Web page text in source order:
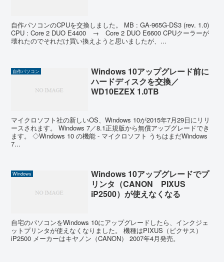
自作パソコンのCPUを交換しました。 MB : GA-965G-DS3 (rev. 1.0)
CPU : Core 2 DUO E4400 → Core 2 DUO E6600 CPUクーラーが
壊れたのでそれだけ買い換えようと思いましたが、...
自作パソコン
Windows 10アップグレード前に
ハードディスクを交換／
WD10EZEX 1.0TB
マイクロソフト社の新しいOS、Windows 10が2015年7月29日にリリ
ースされます。 Windows 7／8.1正規版から無償アップグレードでき
ます。 ◇Windows 10 の機能 - マイクロソフト うちはまだWindows
7...
Windows
Windows 10アップグレードでプ
リンタ（CANON PIXUS
iP2500）が使えなくなる
自宅のパソコンをWindows 10にアップグレードしたら、インクジェ
ットプリンタが使えなくなりました。 機種はPIXUS（ピクサス）
iP2500 メーカーはキヤノン（CANON） 2007年4月発売。